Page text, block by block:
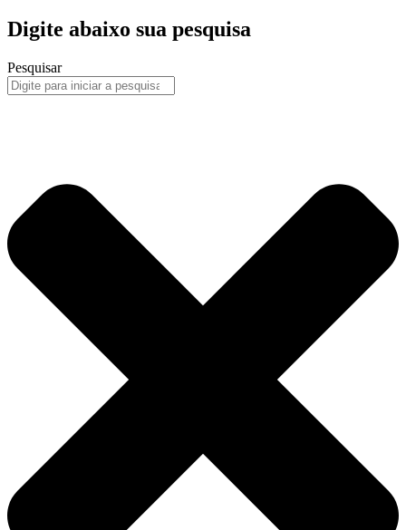
Digite abaixo sua pesquisa
Pesquisar